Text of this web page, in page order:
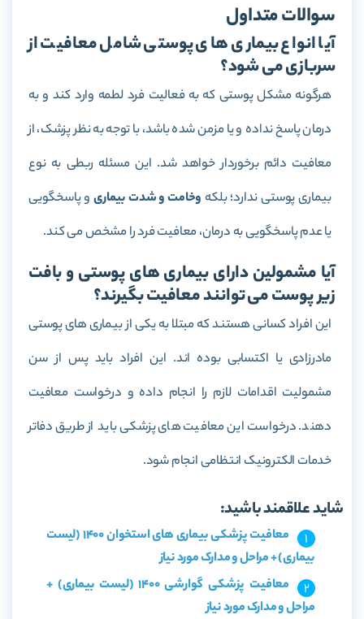
سوالات متداول
آیا انواع بیماری های پوستی شامل معافیت از
سربازی می شود؟
هرگونه مشکل پوستی که به فعالیت فرد لطمه وارد کند و به
درمان پاسخ نداده و یا مزمن شده باشد، با توجه به نظر پزشک، از
معافیت دائم برخوردار خواهد شد. این مسئله ربطی به نوع
بیماری پوستی ندارد؛ بلکه وخامت و شدت بیماریو پاسخگویی
یا عدم پاسخگویی به درمان، معافیت فرد را مشخص می کند.
آیا مشمولین دارای بیماری های پوستی و بافت
زیر پوست می توانند معافیت بگیرند؟
این افراد کسانی هستند که مبتلا به یکی از بیماری های پوستی
مادرزادی یا اکتسابی بوده اند. این افراد باید پس از سن
مشمولیت اقدامات لازم را انجام داده و درخواست معافیت
دهند. درخواست این معافیت های پزشکی باید از طریق دفاتر
خدمات الکترونیک انتظامی انجام شود.
شاید علاقمند باشید:
معافیت پزشکی بیماری های استخوان 1400 (لیست
بیماری) + مراحل و مدارک مورد نیاز
معافیت پزشکی گوارشی 1400 (لیست بیماری) +
مراحل و مدارک مورد نیاز